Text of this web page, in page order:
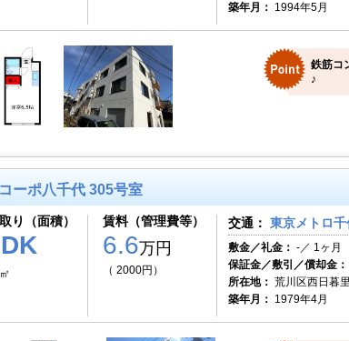
築年月： 1994年5月
鉄筋コ
♪
ーポ八千代 305号室
り（面積） 賃料（管理費等）
6.6万円
（ 2000円）
交通： 東京メトロ
敷金／礼金： -／ 1ヶ月
保証金／敷引／償却金：
所在地： 荒川区西日暮里
築年月： 1979年4月